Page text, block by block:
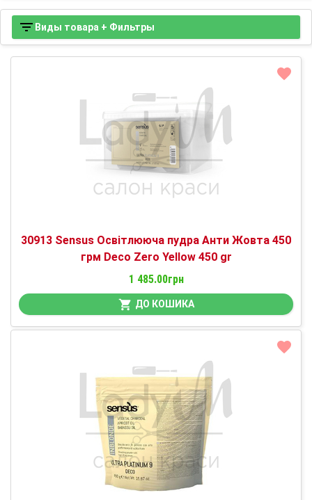
Виды товара + Фильтры
30913 Sensus Освітлююча пудра Анти Жовта 450
грм Deco Zero Yellow 450 gr
1 485.00грн
ДО КОШИКА